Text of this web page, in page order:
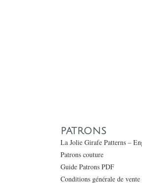
PATRONS
La Jolie Girafe Patterns –
Patrons couture
Guide Patrons PDF
Conditions générale de